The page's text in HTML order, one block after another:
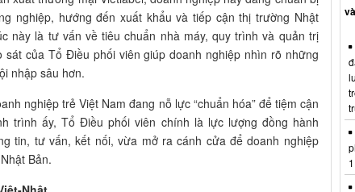
nghiệp, hướng đến xuất khẩu và tiếp cận thị trường Nhật
này là tư vấn về tiêu chuẩn nhà máy, quy trình và quản trị
sát của Tổ Điều phối viên giúp doanh nghiệp nhìn rõ những
nhập sâu hơn.
nghiệp trẻ Việt Nam đang nỗ lực “chuẩn hóa” để tiệm cận
trình ấy, Tổ Điều phối viên chính là lực lượng đồng hành
tin, tư vấn, kết nối, vừa mở ra cánh cửa để doanh nghiệp
Bản.